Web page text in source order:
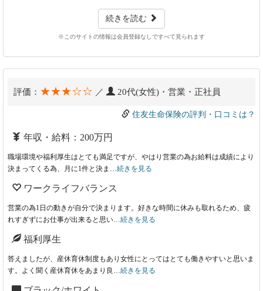
続きを読む
※このサイトの情報は会員登録なしですべて見られます
評価： ★★★☆☆ ／ 20代(女性)・営業・正社員
住友生命保険の評判・口コミは？
年収・給料：200万円
職場環境や福利厚生はとても満足ですが、やはり営業の為お給料は成績により
決まってくる為、月に1件と決ま…続きを見る
ワークライフバランス
営業の為1日の動きが自分で決まります。好きな時間に休みも取れるため、疲
れすぎずにお仕事が出来ると思い…続きを見る
福利厚生
答えましたが、産休育休制度もあり女性にとってはとても働きやすいと思いま
す。よく聞く産休育休をあまり良…続きを見る